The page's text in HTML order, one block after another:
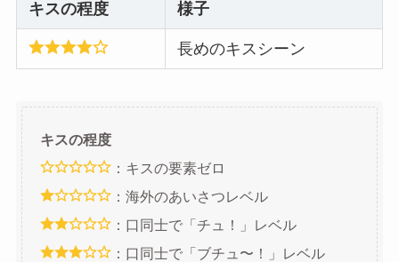
キスの程度 様子
長めのキスシーン
キスの程度
：キスの要素ゼロ
：海外のあいさつレベル
：口同士で「チュ！」レベル
：口同士で「ブチュ〜！」レベル